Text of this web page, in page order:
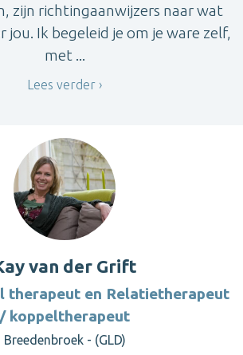
zijn richtingaanwijzers naar wat
jou. Ik begeleid je om je ware zelf,
met ...
Lees verder
van der Grift
therapeut en Relatietherapeut
/ koppeltherapeut
Breedenbroek - (GLD)